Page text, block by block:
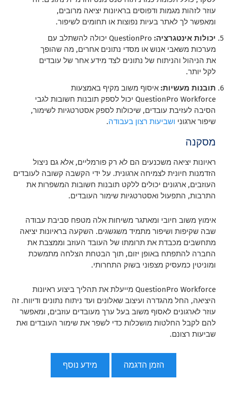
עוזר לזהות מגמות ודפוסים בראיונות יציאה מרובים,
ומאפשר לך לאתר בעיות נפוצות או תחומים לשיפור.
יכולות אינטגרציה:
QuestionPro יכולה להשתלב עם
מערכות משאבי אנוש או מסדי נתונים אחרים, מה שהופך
את הניהול והניתוח של נתונים לצד מידע אחר של עובדים
לקל יותר.
תובנות מעשיות: איסוף משוב מקיף באמצעות
QuestionPro Workforce יכול לספק תובנות חשובות לגבי
הסיבה לעזיבת עובדים, שיכולות לספק אסטרטגיות לשימור,
שיפור ארגוני ושביעות רצון בעבודה.
מסקנה
ראיונות יציאה משכנעים הם לא רק פורמליים, אלא גם ניצול
הזדמנות חיונית לצמיחה ארגונית. על ידי הקשבה קשובה לעובדים
העוזבים, ארגונים יכולים ללקט תובנות חשובות המשפרות את
התרבות, התפעול ואסטרטגיות שימור העובדים.
אימוץ משוב חיובי ומאתגר משיחות אלה מטפח סביבת עבודה
שבה שקיפות ושיפור מתמיד משגשגים. השקעה בראיונות יציאה
מתחשבים מכבדת את תרומתו של העובד העוזב וממצבת את
החברה להתפתח באופן יזום, תוך הבטחת הצלחה מתמשכת
ומוניטין כמעסיק מצפוני בשוק התחרותי.
QuestionPro Workforce מייעלת את תהליך ביצוע ראיונות
היציאה, החל מהגדרה ועיצוב שאלונים ועד ניתוח נתונים ודיווח. זה
עוזר לארגונים לאסוף משוב בעל ערך מעובדים עוזבים, ומאפשר
להם לקבל החלטות מושכלות כדי לשפר את שימור העובדים ואת
שביעות רצונם.
הזמן הדגמה מידע נוסף